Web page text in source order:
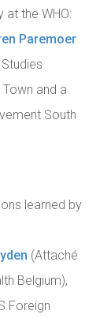
at the WHO:
Paremoer
and a
South
learned by
(Attaché
Belgium),
Foreign